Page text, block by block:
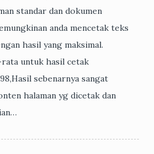
standar dan dokumen
anda mencetak teks
hasil yang maksimal.
untuk hasil cetak
sebenarnya sangat
halaman yg dicetak dan